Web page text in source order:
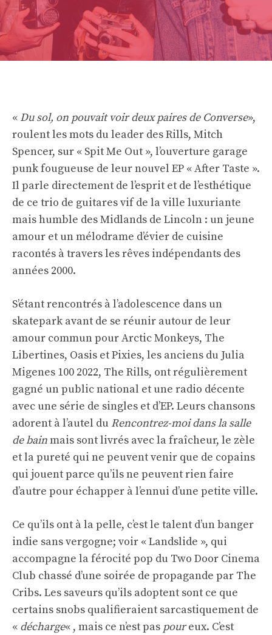
« Du sol, on pouvait voir deux paires de Converse»,
roulent les mots du leader des Rills, Mitch
Spencer, sur « Spit Me Out », l’ouverture garage
punk fougueuse de leur nouvel EP « After Taste ».
Il parle directement de l’esprit et de l’esthétique
de ce trio de guitares vif de la ville luxuriante
mais humble des Midlands de Lincoln : un jeune
amour et un mélodrame d’évier de cuisine
racontés à travers les rêves indépendants des
années 2000.
S’étant rencontrés à l’adolescence dans un
skatepark avant de se réunir autour de leur
amour commun pour Arctic Monkeys, The
Libertines, Oasis et Pixies, les anciens du Julia
Migenes 100 2022, The Rills, ont régulièrement
gagné un public national et une radio décente
avec une série de singles et d’EP. Leurs chansons
adorent à l’autel du Rencontrez-moi dans la salle
de bainmais sont livrés avec la fraîcheur, le zèle
et la pureté qui ne peuvent venir que de copains
qui jouent parce qu’ils ne peuvent rien faire
d’autre pour échapper à l’ennui d’une petite ville.
Ce qu’ils ont à la pelle, c’est le talent d’un banger
indie sans vergogne; voir « Landslide », qui
accompagne la férocité pop du Two Door Cinema
Club chassé d’une soirée de propagande par The
Cribs. Les saveurs qu’ils adoptent sont ce que
certains snobs qualifieraient sarcastiquement de
« décharge« , mais ce n’est pas poureux. C’est